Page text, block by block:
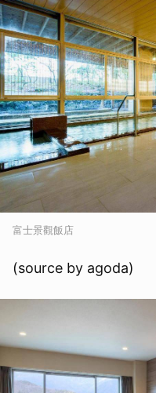
富士景觀飯店
(source by agoda)